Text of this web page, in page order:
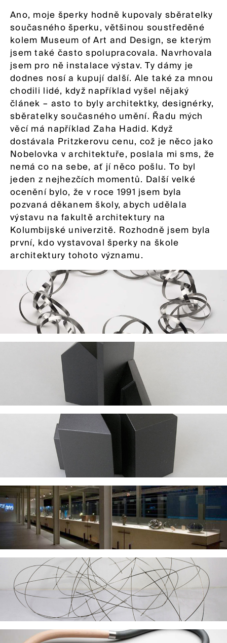
Ano, moje šperky hodně kupovaly sběratelky
současného šperku, většinou soustředěné
kolem Museum of Art and Design, se kterým
jsem také často spolupracovala. Navrhovala
jsem pro ně instalace výstav. Ty dámy je
dodnes nosí a kupují další. Ale také za mnou
chodili lidé, když například vyšel nějaký
článek – asto to byly architektky, designérky,
sběratelky současného umění. Řadu mých
věcí má například Zaha Hadid. Když
dostávala Pritzkerovu cenu, což je něco jako
Nobelovka v architektuře, poslala mi sms, že
nemá co na sebe, ať jí něco pošlu. To byl
jeden z nejhezčích momentů. Další velké
ocenění bylo, že v roce 1991 jsem byla
pozvaná děkanem školy, abych udělala
výstavu na fakultě architektury na
Kolumbijské univerzitě. Rozhodně jsem byla
první, kdo vystavoval šperky na škole
architektury tohoto významu.